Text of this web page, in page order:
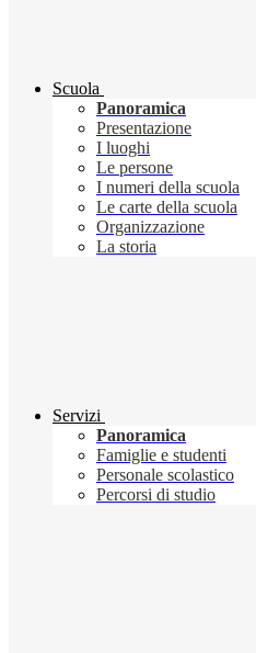
Scuola
Panoramica
Presentazione
I luoghi
Le persone
I numeri della scuola
Le carte della scuola
Organizzazione
La storia
Servizi
Panoramica
Famiglie e studenti
Personale scolastico
Percorsi di studio